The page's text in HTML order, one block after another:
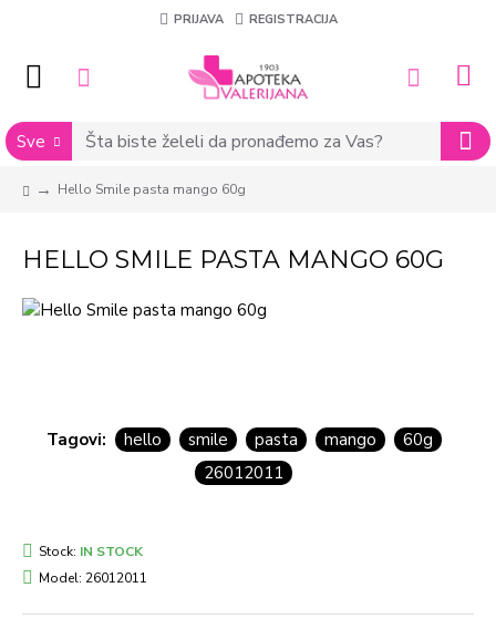
PRIJAVA REGISTRACIJA
Sve
Hello Smile pasta mango 60g
HELLO SMILE PASTA MANGO 60G
Tagovi: hello smile pasta mango
60g
26012011
Stock: IN STOCK
Model: 26012011